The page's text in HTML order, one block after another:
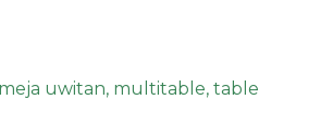
meja uwitan, multitable,table